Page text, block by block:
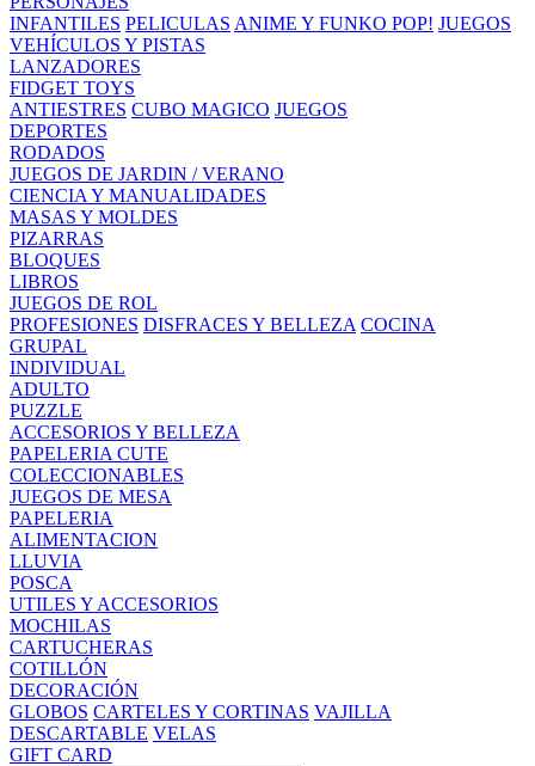
INFANTILES PELICULAS ANIME Y FUNKO POP! JUEGOS
VEHÍCULOS Y PISTAS
LANZADORES
FIDGET TOYS
ANTIESTRES CUBO MAGICO JUEGOS
DEPORTES
RODADOS
JUEGOS DE JARDIN / VERANO
CIENCIA Y MANUALIDADES
MASAS Y MOLDES
PIZARRAS
BLOQUES
LIBROS
JUEGOS DE ROL
PROFESIONES DISFRACES Y BELLEZA COCINA
GRUPAL
INDIVIDUAL
ADULTO
PUZZLE
ACCESORIOS Y BELLEZA
PAPELERIA CUTE
COLECCIONABLES
JUEGOS DE MESA
PAPELERIA
ALIMENTACION
LLUVIA
POSCA
UTILES Y ACCESORIOS
MOCHILAS
CARTUCHERAS
COTILLÓN
DECORACIÓN
GLOBOS CARTELES Y CORTINAS VAJILLA
DESCARTABLE VELAS
GIFT CARD